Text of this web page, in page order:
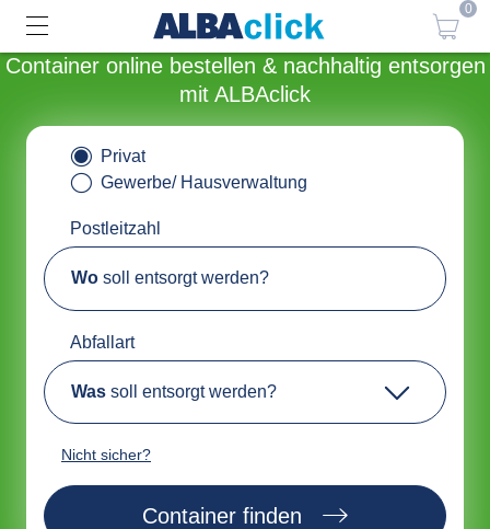
0
Container online bestellen & nachhaltig entsorgen
mit ALBAclick
Privat
Gewerbe/ Hausverwaltung
Postleitzahl
Wo soll entsorgt werden?
Abfallart
Was soll entsorgt werden?
Nicht sicher?
Container finden